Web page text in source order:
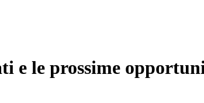
e le prossime